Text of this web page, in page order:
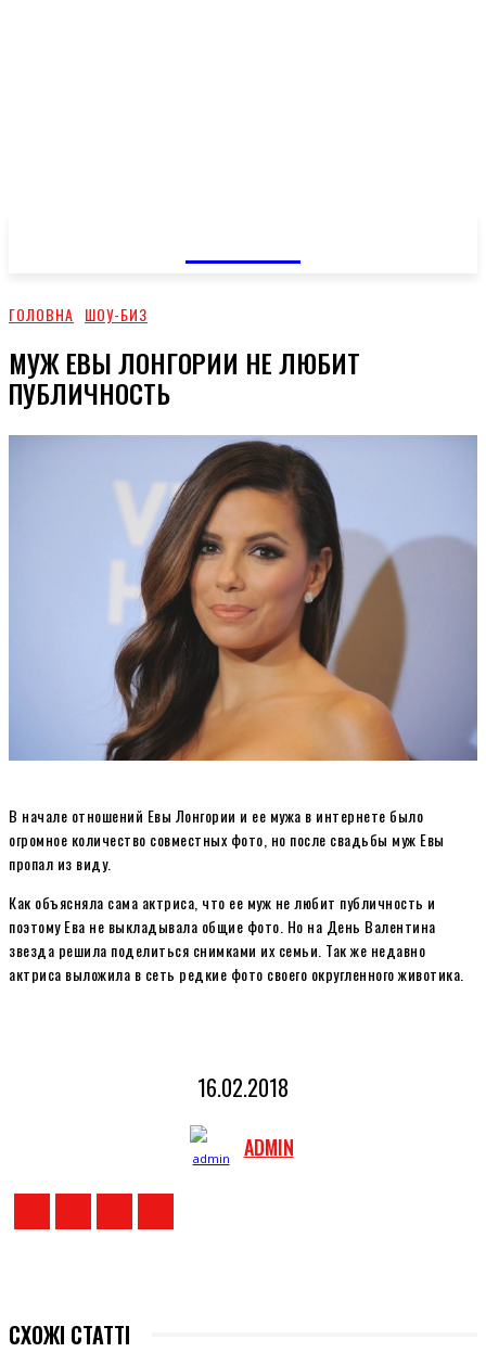
ГОЛОВНА ШОУ-БИЗ
МУЖ ЕВЫ ЛОНГОРИИ НЕ ЛЮБИТ
ПУБЛИЧНОСТЬ
В начале отношений Евы Лонгории и ее мужа в интернете было
огромное количество совместных фото, но после свадьбы муж Евы
пропал из виду.
Как объясняла сама актриса, что ее муж не любит публичность и
поэтому Ева не выкладывала общие фото. Но на День Валентина
звезда решила поделиться снимками их семьи. Так же недавно
актриса выложила в сеть редкие фото своего округленного животика.
16.02.2018
ADMIN
СХОЖІ СТАТТІ